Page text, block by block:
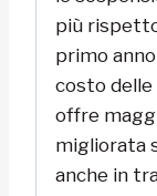
più
primo
costo delle
offre
migliorata
anche in